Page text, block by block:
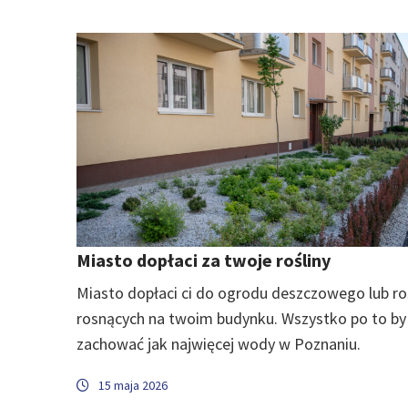
Miasto dopłaci za twoje rośliny
Miasto dopłaci ci do ogrodu deszczowego lub
rosnących na twoim budynku. Wszystko po to by
zachować jak najwięcej wody w Poznaniu.
15 maja 2026